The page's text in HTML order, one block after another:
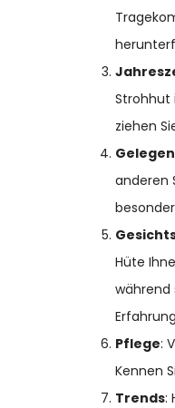
Strohhut
ziehen
anderen
Hüte
während
Pflege:
Kennen
Trends: